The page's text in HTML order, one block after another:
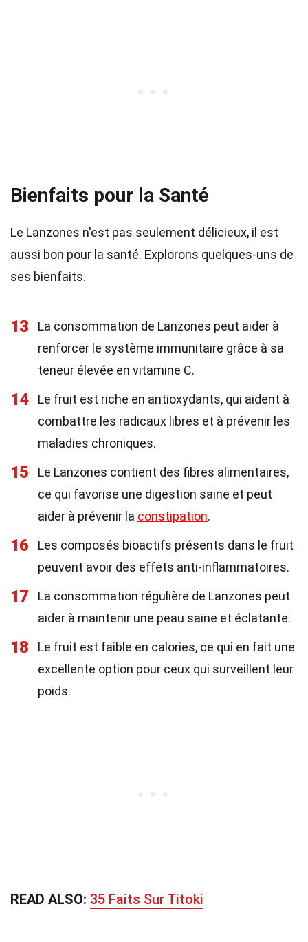
Bienfaits pour la Santé
Le Lanzones n'est pas seulement délicieux, il est
aussi bon pour la santé. Explorons quelques-uns de
ses bienfaits.
13
La consommation de Lanzones peut aider à
renforcer le système immunitaire grâce à sa
teneur élevée en vitamine C.
14
Le fruit est riche en antioxydants, qui aident à
combattre les radicaux libres et à prévenir les
maladies chroniques.
15
Le Lanzones contient des fibres alimentaires,
ce qui favorise une digestion saine et peut
aider à prévenir la constipation.
16
Les composés bioactifs présents dans le fruit
peuvent avoir des effets anti-inflammatoires.
17
La consommation régulière de Lanzones peut
aider à maintenir une peau saine et éclatante.
18
Le fruit est faible en calories, ce qui en fait une
excellente option pour ceux qui surveillent leur
poids.
READ ALSO: 35 Faits Sur Titoki